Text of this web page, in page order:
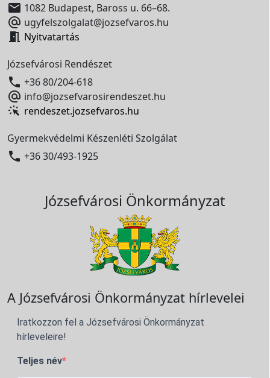
 1082 Budapest, Baross u. 66–68.
 ugyfelszolgalat@jozsefvaros.hu
 Nyitvatartás
Józsefvárosi Rendészet
 +36 80/204-618
 info@jozsefvarosirendeszet.hu
rendeszet.jozsefvaros.hu
Gyermekvédelmi Készenléti Szolgálat
 +36 30/493-1925
Józsefvárosi Önkormányzat
A Józsefvárosi Önkormányzat hírlevelei
Iratkozzon fel a Józsefvárosi Önkormányzat
hírleveleire!
Teljes név